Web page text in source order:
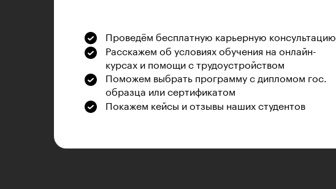
Проведём бесплатную карьерную консультацию
Расскажем об условиях обучения на онлайн-
курсах и помощи с трудоустройством
Поможем выбрать программу с дипломом гос.
образца или сертификатом
Покажем кейсы и отзывы наших студентов